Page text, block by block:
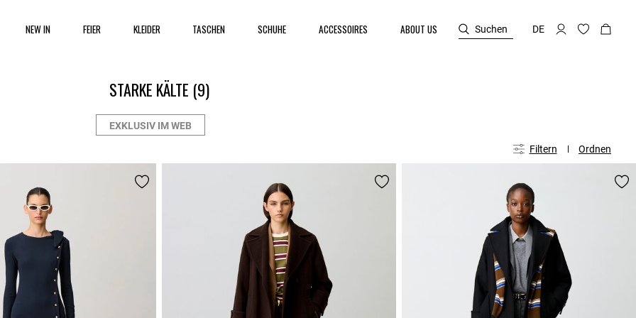
NEW IN FEIER KLEIDER TASCHEN SCHUHE ACCESSOIRES ABOUT US Suchen DE
STARKE KÄLTE (9)
EXKLUSIV IM WEB
Filtern Ordnen